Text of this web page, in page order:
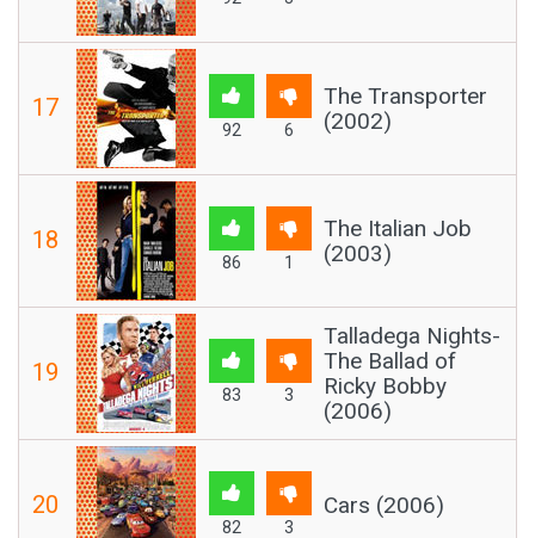
17
92 6
The Transporter
(2002)
18
86 1
The Italian Job
(2003)
19
83 3
Talladega Nights-
The Ballad of
Ricky Bobby
(2006)
20
82 3
Cars (2006)